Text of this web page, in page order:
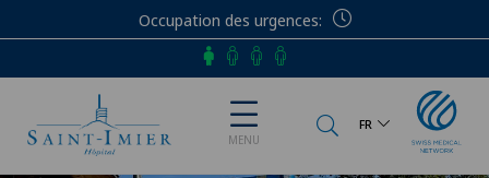
Occupation des urgences
Téléphone
MENU
FR